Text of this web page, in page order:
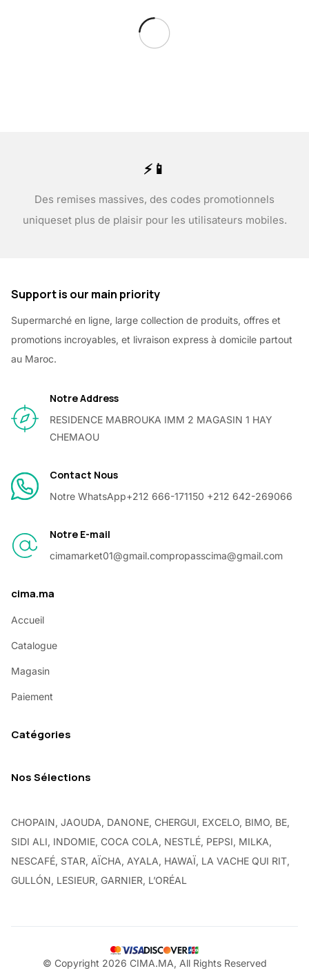
⚡📱
Des remises massives, des codes promotionnels
uniqueset plus de plaisir pour les utilisateurs mobiles.
Support is our main priority
Supermarché en ligne, large collection de produits, offres et
promotions incroyables, et livraison express à domicile partout
au Maroc.
Notre Address
RESIDENCE MABROUKA IMM 2 MAGASIN 1 HAY
CHEMAOU
Contact Nous
Notre WhatsApp+212 666-171150 +212 642-269066
Notre E-mail
cimamarket01@gmail.compropasscima@gmail.com
cima.ma
Accueil
Catalogue
Magasin
Paiement
Catégories
Nos Sélections
CHOPAIN, JAOUDA, DANONE, CHERGUI, EXCELO, BIMO, BE,
SIDI ALI, INDOMIE, COCA COLA, NESTLÉ, PEPSI, MILKA,
NESCAFÉ, STAR, AÏCHA, AYALA, HAWAÏ, LA VACHE QUI RIT,
GULLÓN, LESIEUR, GARNIER, L’ORÉAL
© Copyright 2026 CIMA.MA, All Rights Reserved